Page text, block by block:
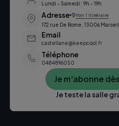
Lundi - Samedi : 9h - 19h
Adresse Voir l’itinéraire
172 rue De Rome, 13006
Email
castellane@keepcool.fr
Téléphone
0484896050
Je m'abonne
Je teste la salle